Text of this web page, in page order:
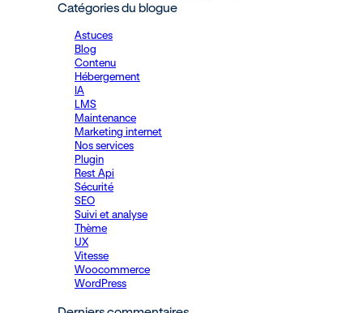
Catégories du blogue
Astuces
Blog
Contenu
Hébergement
IA
LMS
Maintenance
Marketing internet
Nos services
Plugin
Rest Api
Sécurité
SEO
Suivi et analyse
Thème
UX
Vitesse
Woocommerce
WordPress